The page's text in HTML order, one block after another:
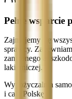
Pełne wsparcie
Zajmujemy się
sprawcy.
zaniżonego
lakierniczej.
Wypożyczalnia
i całą Polskę